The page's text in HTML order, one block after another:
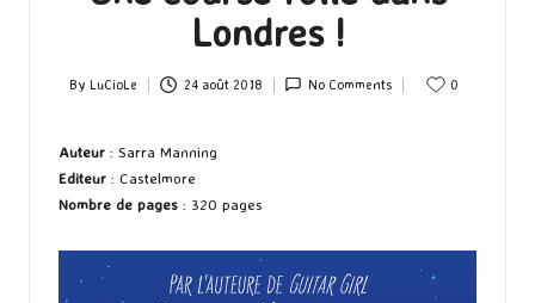
Londres !
Posted
By LuCioLe 24 août 2018 No Comments 0
Auteur : Sarra Manning
Editeur : Castelmore
Nombre de pages : 320 pages